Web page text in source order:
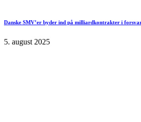
Danske SMV’er byder ind på milliardkontrakter i
5. august 2025